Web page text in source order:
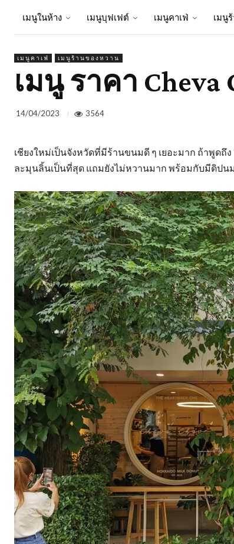
เมนูในห้าง เมนูบุฟเฟต์ เมนูคาเฟ่ เมนู
เมนูคาเฟ่ เมนูร้านของหวาน
เมนู ราคา
14/04/2023 3564
เชียงใหม่เป็นจังหวัดที่มีร้านขนมดี ๆ เยอะมาก ถ้าพูดถึง
ละมุนลิ้นเป็นที่สุด แถมยังไม่หวานมาก พร้อมกับมีดิปน